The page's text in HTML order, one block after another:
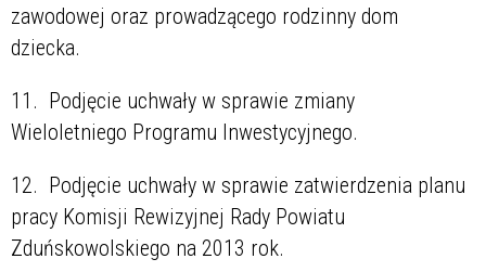
zawodowej oraz prowadzącego rodzinny dom
dziecka.
11. Podjęcie uchwały w sprawie zmiany
Wieloletniego Programu Inwestycyjnego.
12. Podjęcie uchwały w sprawie zatwierdzenia planu
pracy Komisji Rewizyjnej Rady Powiatu
Zduńskowolskiego na 2013 rok.